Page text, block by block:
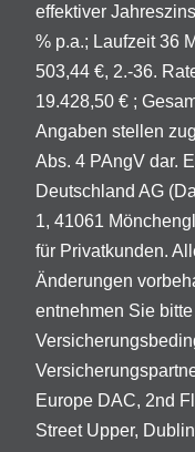
effektiver
% p.a.; Laufzeit 36
503,44 €, 2.-36.
19.428,50 € ;
Angaben stellen
Abs. 4 PAngV dar.
Deutschland AG
1, 41061
für Privatkunden.
Änderungen
entnehmen Sie
Europe DAC, 2nd
Street Upper,